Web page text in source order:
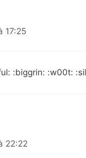
17:25
:biggrin: :w00t:
22:22